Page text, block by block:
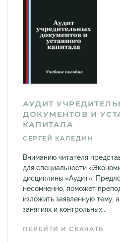
АУДИТ
ДОКУМЕНТОВ И
КАПИТАЛА
СЕРГЕЙ КАЛЕДИН
Вниманию читателя
для специальности
дисциплины «Аудит».
несомненно, поможет
изложить заявленную тему,
занятиях и контрольных...
ПЕРЕЙТИ И СКАЧАТЬ